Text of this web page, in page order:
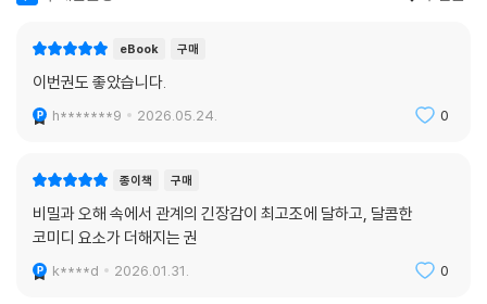
eBook 구매
이번권도 좋았습니다.
h*******9 2026.05.24. 0
종이책 구매
비밀과 오해 속에서 관계의 긴장감이 최고조에 달하고, 달콤한
코미디 요소가 더해지는 권
k****d 2026.01.31. 0